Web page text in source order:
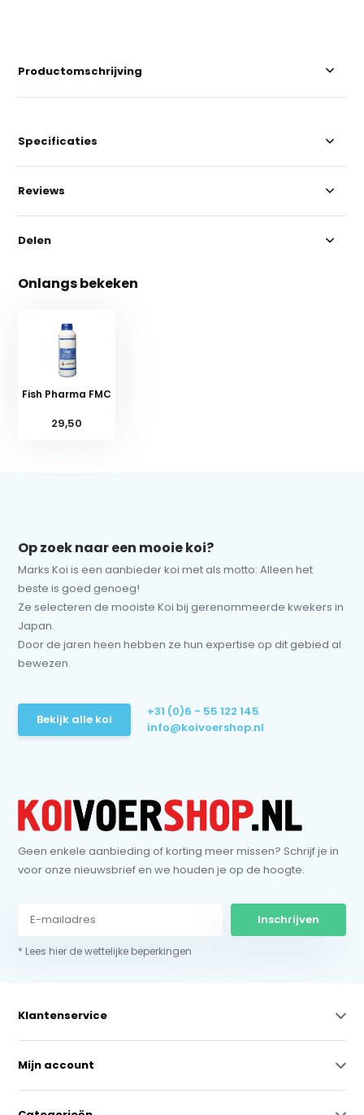
Productomschrijving
Specificaties
Reviews
Delen
Onlangs bekeken
Fish Pharma FMC
29,50
Op zoek naar een mooie koi?
Marks Koi is een aanbieder koi met als motto: Alleen het
beste is goed genoeg!
Ze selecteren de mooiste Koi bij gerenommeerde kwekers in
Japan.
Door de jaren heen hebben ze hun expertise op dit gebied al
bewezen.
Bekijk alle koi
+31 (0)6 - 55 122 145
info@koivoershop.nl
Geen enkele aanbieding of korting meer missen? Schrijf je in
voor onze nieuwsbrief en we houden je op de hoogte.
Inschrijven
* Lees hier de wettelijke beperkingen
Klantenservice
Mijn account